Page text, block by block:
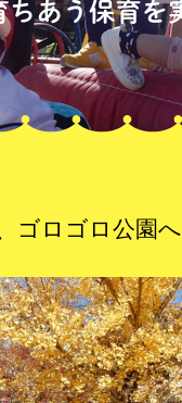
ゴロゴロ公園へ